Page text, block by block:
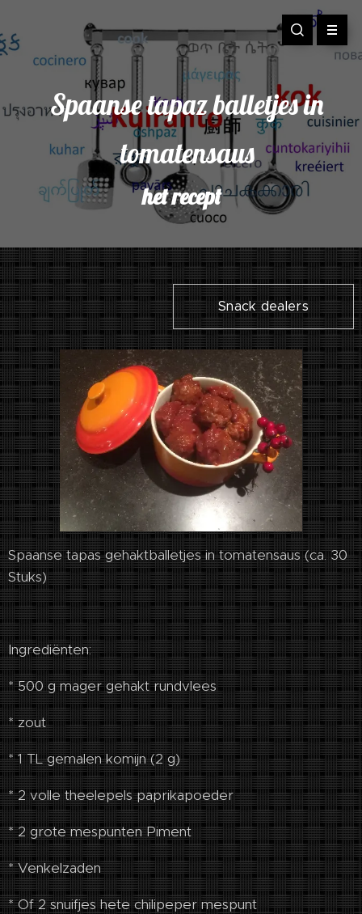
Spaanse tapaz balletjes in
tomatensaus
het recept
Snack dealers
Spaanse tapas gehaktballetjes in tomatensaus (ca. 30
Stuks)
Ingrediënten:
* 500 g mager gehakt rundvlees
* zout
* 1 TL gemalen komijn (2 g)
* 2 volle theelepels paprikapoeder
* 2 grote mespunten Piment
* Venkelzaden
* Of 2 snuifjes hete chilipeper mespunt